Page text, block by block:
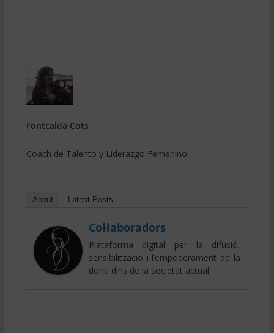
Fontcalda Cots
Coach de Talento y Liderazgo Femenino
About Latest Posts
Col·laboradors
Plataforma digital per la difusió,
sensibilització i l’empoderament de la
dona dins de la societat actual.